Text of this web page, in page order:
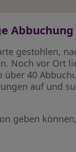
Abbuchung
gestohlen,
Noch vor Ort
40
auf und
geben